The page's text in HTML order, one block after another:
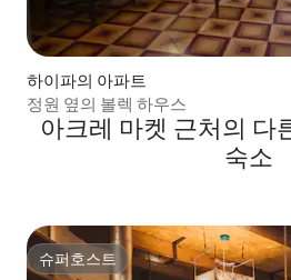
하이파의 아파트
정원 옆의 볼렉 하우스
아크레 마켓 근처의 다
숙소
슈퍼호스트
슈퍼호스트